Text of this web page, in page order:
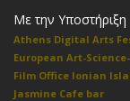
Με την Υποστήριξη
Athens Digital Arts
European Art-
Film Office Ionian
Jasmine Cafe bar